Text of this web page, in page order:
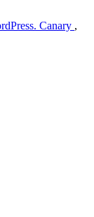
Canary ,